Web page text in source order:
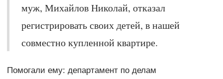
муж, Михайлов Николай, отказал
регистрировать своих детей, в нашей
совместно купленной квартире.
Помогали ему: департамент по делам